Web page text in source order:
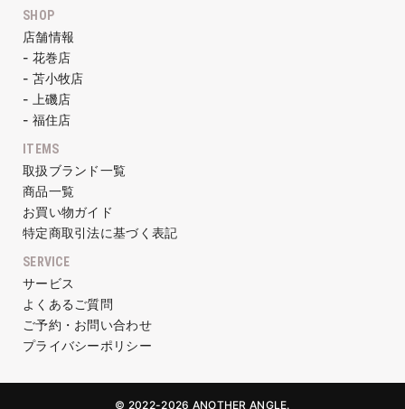
SHOP
店舗情報
- 花巻店
- 苫小牧店
- 上磯店
- 福住店
ITEMS
取扱ブランド一覧
商品一覧
お買い物ガイド
特定商取引法に基づく表記
SERVICE
サービス
よくあるご質問
ご予約・お問い合わせ
プライバシーポリシー
© 2022-2026 ANOTHER ANGLE.